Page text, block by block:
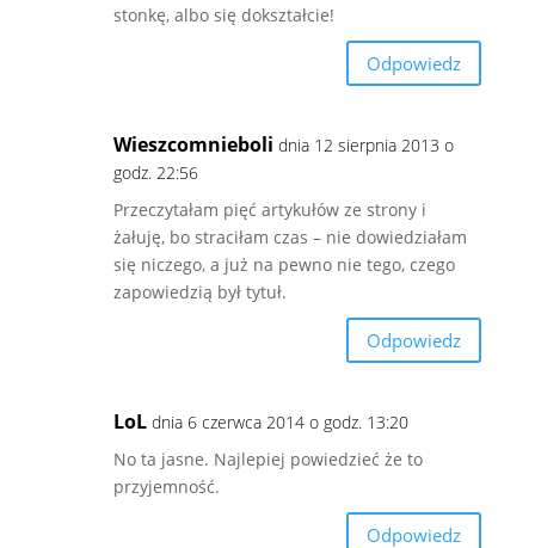
stonkę, albo się dokształcie!
Odpowiedz
Wieszcomnieboli dnia 12 sierpnia 2013 o
godz. 22:56
Przeczytałam pięć artykułów ze strony i
żałuję, bo straciłam czas – nie dowiedziałam
się niczego, a już na pewno nie tego, czego
zapowiedzią był tytuł.
Odpowiedz
LoL dnia 6 czerwca 2014 o godz. 13:20
No ta jasne. Najlepiej powiedzieć że to
przyjemność.
Odpowiedz